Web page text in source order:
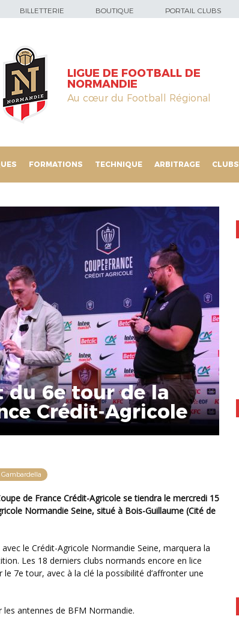
BILLETTERIE BOUTIQUE PORTAIL CLUBS
LIGUE DE FOOTBALL DE
NORMANDIE
Au cœur du Football Régional
FORMATIONS TECHNIQUE ARBITRAGE CLUBS
du 6e tour de la
Crédit-Agricole
Gambardella
Normandie Seine, situé à Bois-Guillaume (Cité de
Les 18 derniers clubs normands encore en lice
7e tour, avec à la clé la possibilité d’affronter une
les antennes de BFM Normandie.